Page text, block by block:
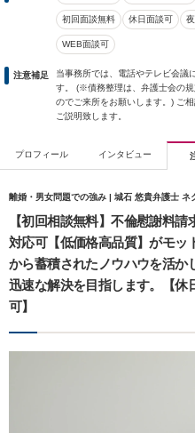
初回面談無料 休日面談可
WEB面談可
注意補足
当事務所では、電話やテレビ会議
す。 (※債務整理は、弁護士会の
のでご来所をお願いします。) ご
ご説明致します。
プロフィール インタビュー
離婚・男女問題での強み | 城石 悠貴弁護士 ネ
【初回相談無料】不倫慰謝料
対応可【低価格高品質】がモッ
から蓄積されたノウハウを活か
迅速な解決を目指します。【休
可】